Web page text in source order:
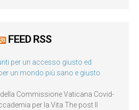
FEED RSS
per un accesso giusto ed
un mondo più sano e giusto
Commissione Vaticana Covid-
per la Vita The post Il